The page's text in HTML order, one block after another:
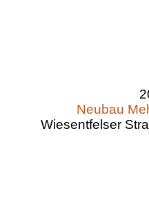
Neubau
Wiesentfelser